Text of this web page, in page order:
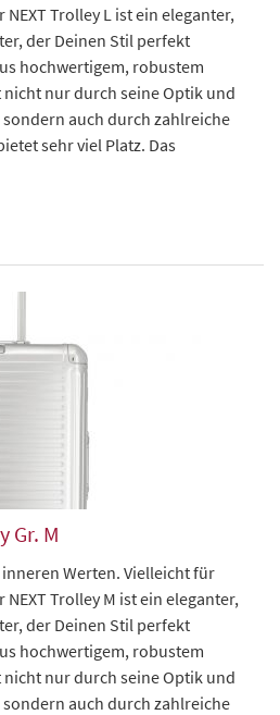
Trolley L ist ein eleganter,
der Deinen Stil perfekt
hochwertigem, robustem
nur durch seine Optik und
auch durch zahlreiche
sehr viel Platz. Das
Gr. M
Werten. Vielleicht für
Trolley M ist ein eleganter,
der Deinen Stil perfekt
hochwertigem, robustem
nur durch seine Optik und
auch durch zahlreiche